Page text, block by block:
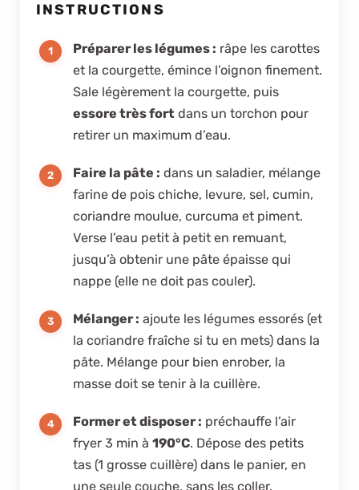
INSTRUCTIONS
Préparer les légumes : râpe les carottes
et la courgette, émince l’oignon finement.
Sale légèrement la courgette, puis
essore très fort dans un torchon pour
retirer un maximum d’eau.
Faire la pâte : dans un saladier, mélange
farine de pois chiche, levure, sel, cumin,
coriandre moulue, curcuma et piment.
Verse l’eau petit à petit en remuant,
jusqu’à obtenir une pâte épaisse qui
nappe (elle ne doit pas couler).
Mélanger : ajoute les légumes essorés (et
la coriandre fraîche si tu en mets) dans la
pâte. Mélange pour bien enrober, la
masse doit se tenir à la cuillère.
Former et disposer : préchauffe l’air
fryer 3 min à 190°C. Dépose des petits
tas (1 grosse cuillère) dans le panier, en
une seule couche, sans les coller.